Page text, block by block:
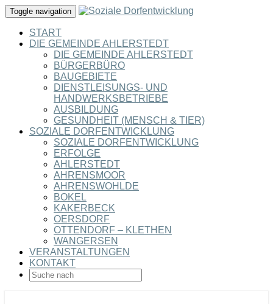
Toggle navigation
START
DIE GEMEINDE AHLERSTEDT
DIE GEMEINDE AHLERSTEDT
BÜRGERBÜRO
BAUGEBIETE
DIENSTLEISUNGS- UND
HANDWERKSBETRIEBE
AUSBILDUNG
GESUNDHEIT (MENSCH & TIER)
SOZIALE DORFENTWICKLUNG
SOZIALE DORFENTWICKLUNG
ERFOLGE
AHLERSTEDT
AHRENSMOOR
AHRENSWOHLDE
BOKEL
KAKERBECK
OERSDORF
OTTENDORF – KLETHEN
WANGERSEN
VERANSTALTUNGEN
KONTAKT
SEARCH
ICON